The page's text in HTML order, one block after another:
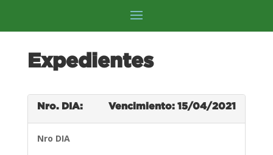
Expedientes
Nro. DIA: Vencimiento: 15/04/2021
Nro DIA